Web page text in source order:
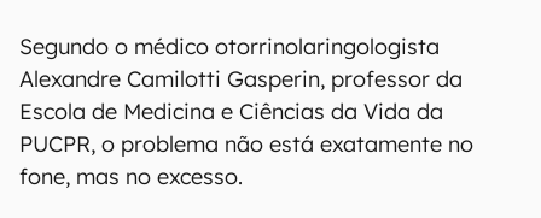
Segundo o médico otorrinolaringologista
Alexandre Camilotti Gasperin, professor da
Escola de Medicina e Ciências da Vida da
PUCPR, o problema não está exatamente no
fone, mas no excesso.